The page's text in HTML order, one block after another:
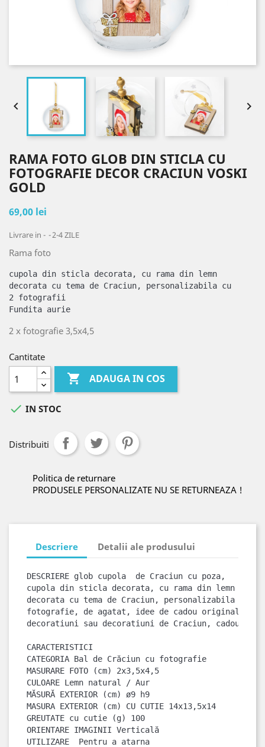
 
RAMA FOTO GLOB DIN STICLA CU
FOTOGRAFIE DECOR CRACIUN VOSKI
GOLD
69,00 lei
Livrare in - 2-4 ZILE
Rama foto
cupola din sticla decorata, cu rama din lemn
decorata cu tema de Craciun, personalizabila cu
2 fotografii
Fundita aurie
2 x fotografie 3,5x4,5
Cantitate
 ADAUGA IN COS
 IN STOC
Distribuiti
Politica de returnare
PRODUSELE PERSONALIZATE NU SE RETURNEAZA !
Descriere Detalii ale produsului
DESCRIERE glob cupola  de Craciun cu poza,
cupola din sticla decorata, cu rama din lemn
decorata cu tema de Craciun, personalizabila cu
fotografie, de agatat, idee de cadou originala,
CARACTERISTICI
CATEGORIA Bal de Crăciun cu fotografie
MASURARE FOTO (cm) 2x3,5x4,5
CULOARE Lemn natural / Aur
MĂSURĂ EXTERIOR (cm) ø9 h9
MASURA EXTERIOR (cm) CU CUTIE 14x13,5x14
GREUTATE cu cutie (g) 100
ORIENTARE IMAGINII Verticală
UTILIZARE  Pentru a atarna